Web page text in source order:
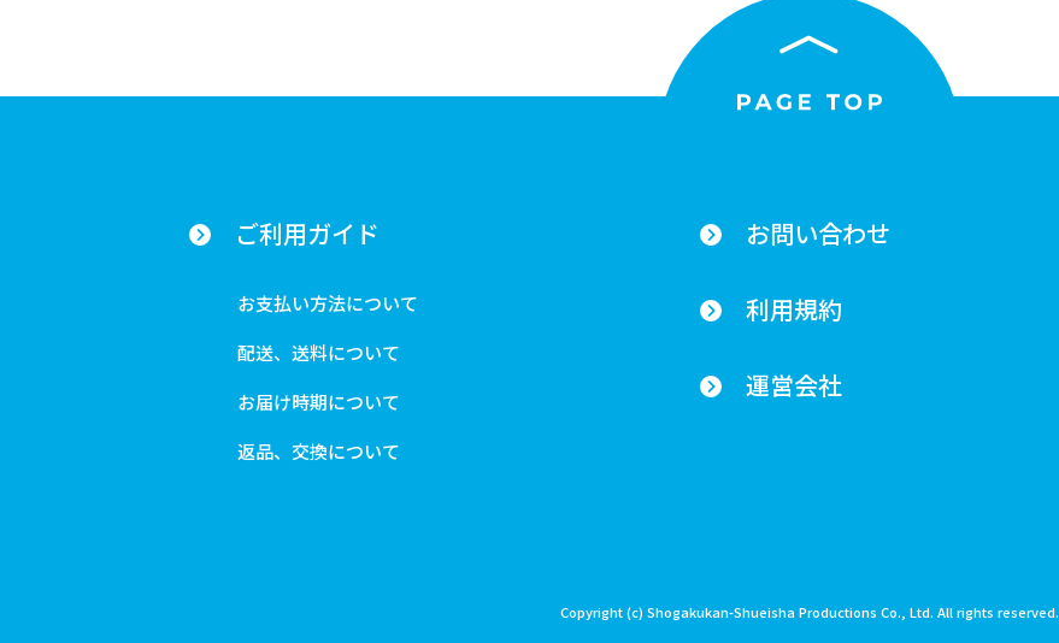
ご利用ガイド
お支払い方法について
配送、送料について
お届け時期について
返品、交換について
お問い合わせ
利用規約
運営会社
Copyright (c) Shogakukan-Shueisha Productions Co., Ltd. All rights reserved.